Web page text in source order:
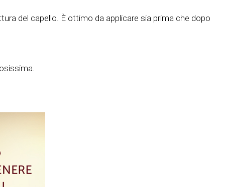
del capello. È ottimo da applicare sia prima che dopo